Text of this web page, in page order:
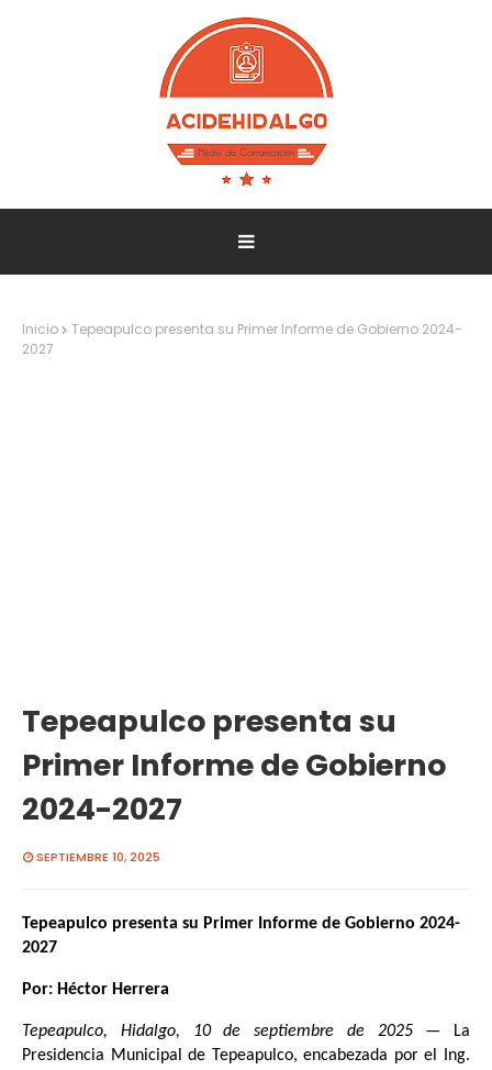
Inicio
Tepeapulco presenta su Primer Informe de Gobierno 2024-
2027
Tepeapulco presenta su
Primer Informe de Gobierno
2024-2027
SEPTIEMBRE 10, 2025
Tepeapulco presenta su Primer Informe de Gobierno 2024-
2027
Por: Héctor Herrera
Tepeapulco, Hidalgo, 10 de septiembre de 2025— La
Presidencia Municipal de Tepeapulco, encabezada por el Ing.